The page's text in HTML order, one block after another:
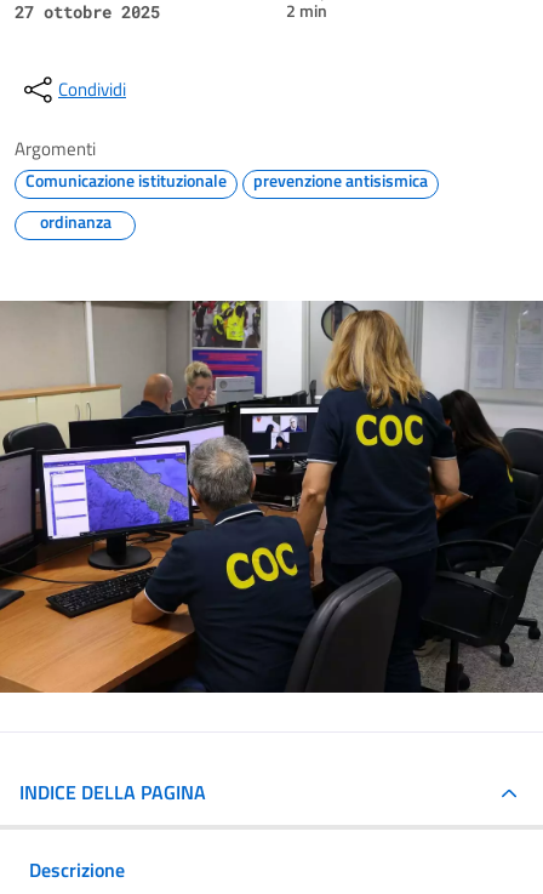
27 ottobre 2025 2 min
Condividi
Argomenti
Comunicazione istituzionale
prevenzione antisismica
ordinanza
INDICE DELLA PAGINA
Descrizione